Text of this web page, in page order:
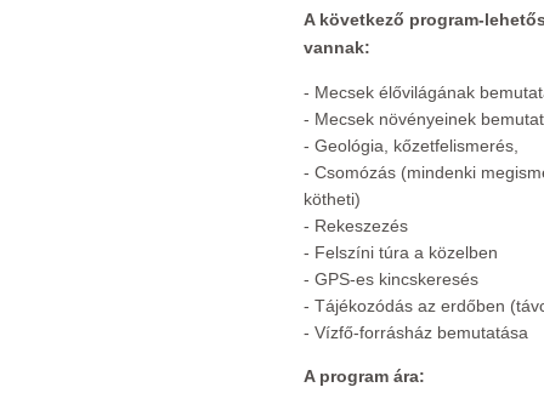
A következő program-
vannak:
- Mecsek élővilágának
- Mecsek növényeinek
- Geológia, kőzetfelismerés,
- Csomózás (mindenki
kötheti)
- Rekeszezés
- Felszíni túra a közelben
- GPS-es kincskeresés
- Tájékozódás az erdőben
- Vízfő-forrásház bemutatása
A program ára: